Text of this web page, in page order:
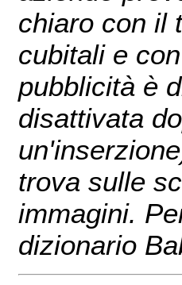
chiaro con il
cubitali e
pubblicità è
disattivata
trova sulle
immagini.
dizionario